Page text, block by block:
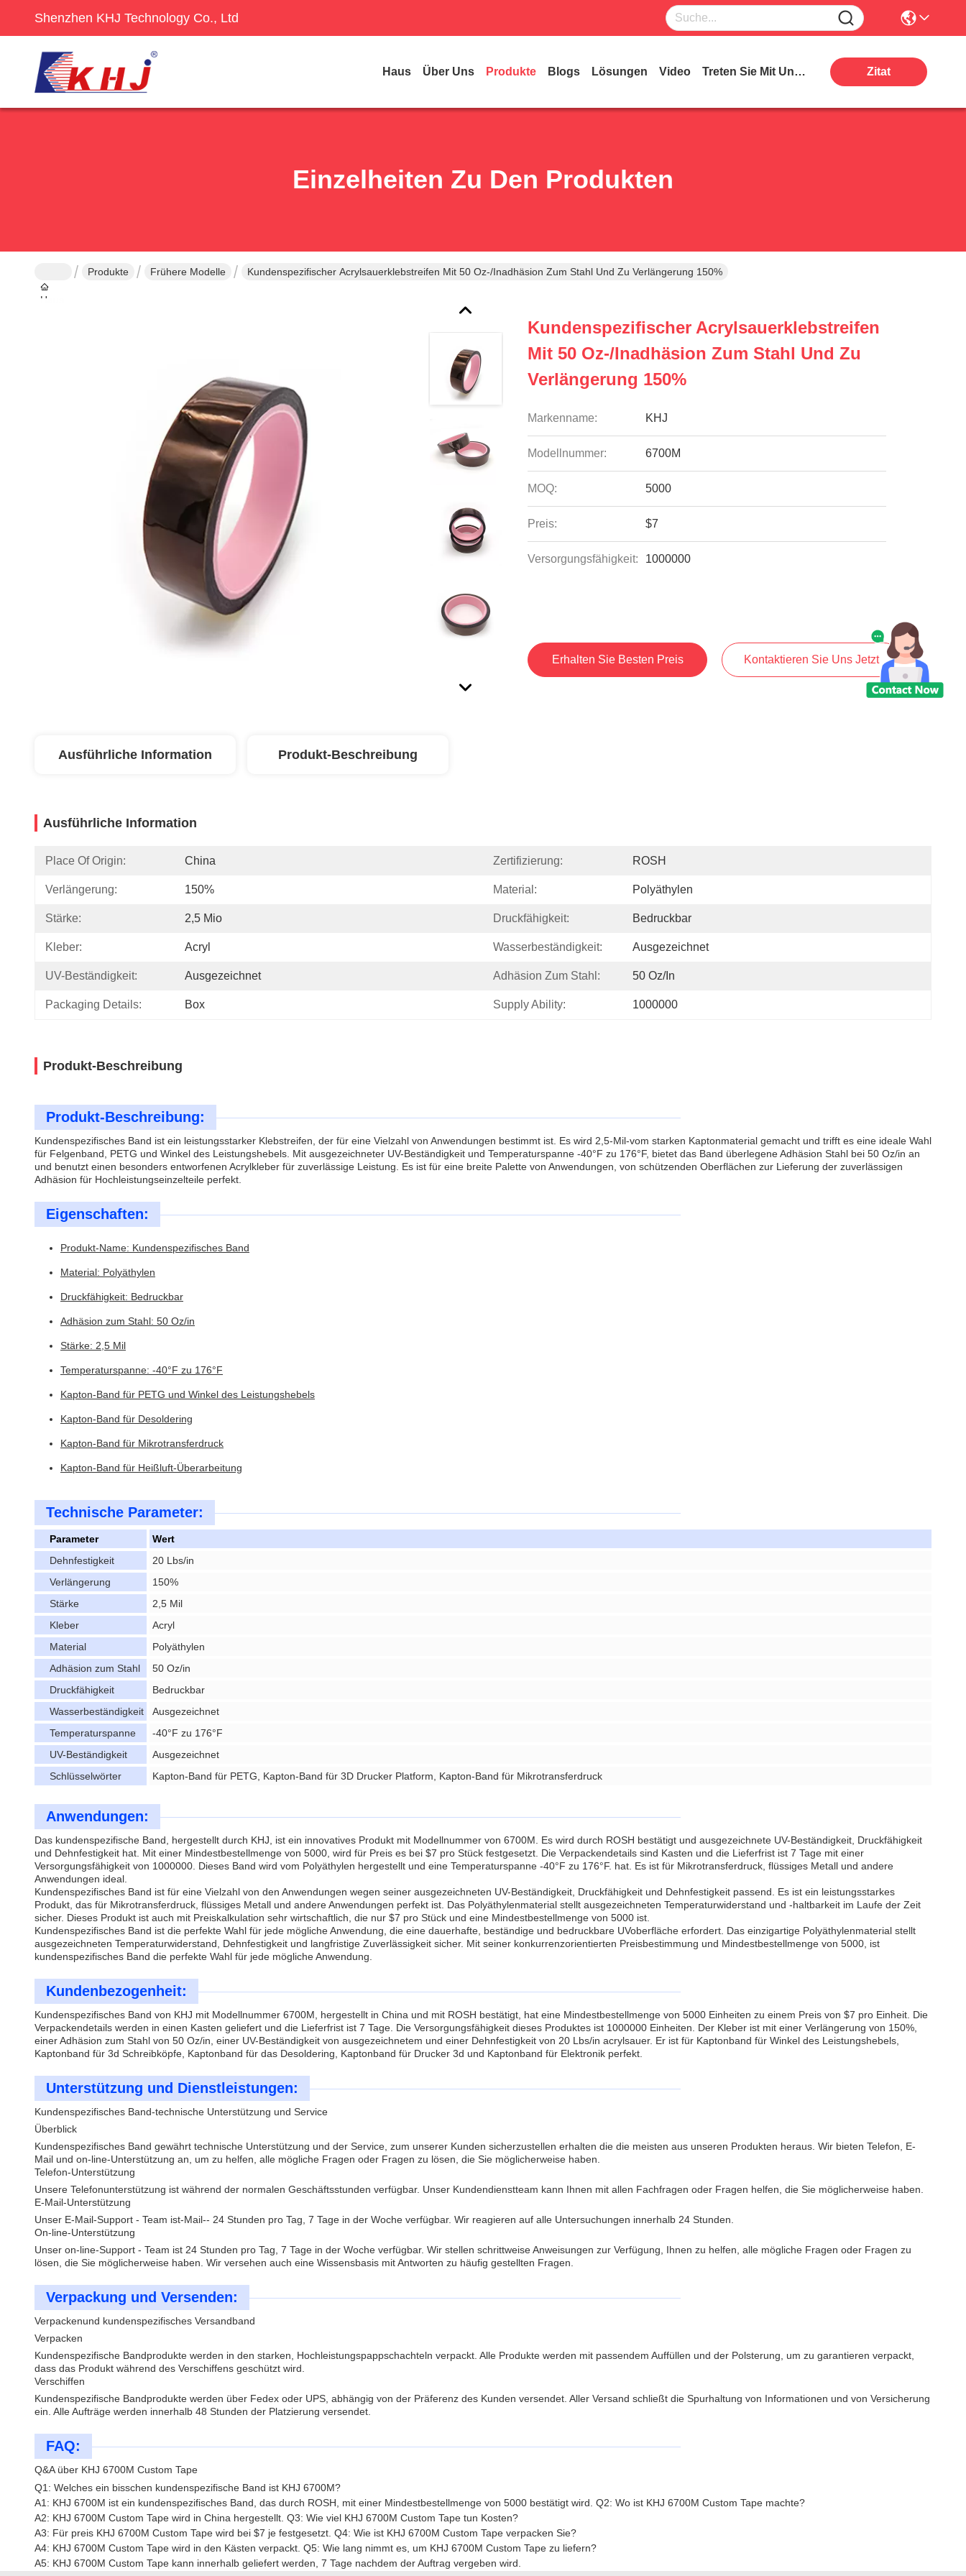
Shenzhen KHJ Technology Co., Ltd
Haus Über Uns Produkte Blogs Lösungen Video Treten Sie Mit Uns In Verbindung Zitat
Einzelheiten Zu Den Produkten
Haus
Produkte Frühere Modelle Kundenspezifischer Acrylsauerklebstreifen Mit 50 Oz-/inadhäsion Zum Stahl Und Zu Verlängerung 150%
Kundenspezifischer Acrylsauerklebstreifen
Mit 50 Oz-/inadhäsion Zum Stahl Und Zu
Verlängerung 150%
Markenname: KHJ
Modellnummer: 6700M
MOQ: 5000
Preis: $7
Versorgungsfähigkeit: 1000000
Erhalten Sie Besten Preis Kontaktieren Sie Uns Jetzt
Ausführliche Information Produkt-Beschreibung
Ausführliche Information
Place Of Origin: China Zertifizierung: ROSH
Verlängerung: 150% Material: Polyäthylen
Stärke: 2,5 Mio Druckfähigkeit: Bedruckbar
Kleber: Acryl Wasserbeständigkeit: Ausgezeichnet
UV-Beständigkeit: Ausgezeichnet Adhäsion Zum Stahl: 50 Oz/in
Packaging Details: Box Supply Ability: 1000000
Produkt-Beschreibung
Produkt-Beschreibung:
Kundenspezifisches Band ist ein leistungsstarker Klebstreifen, der für eine Vielzahl von Anwendungen bestimmt ist. Es wird 2,5-Mil-vom starken Kaptonmaterial gemacht und trifft es eine ideale Wahl
für Felgenband, PETG und Winkel des Leistungshebels. Mit ausgezeichneter UV-Beständigkeit und Temperaturspanne -40°F zu 176°F, bietet das Band überlegene Adhäsion Stahl bei 50 Oz/in an
und benutzt einen besonders entworfenen Acrylkleber für zuverlässige Leistung. Es ist für eine breite Palette von Anwendungen, von schützenden Oberflächen zur Lieferung der zuverlässigen
Adhäsion für Hochleistungseinzelteile perfekt.
Eigenschaften:
Produkt-Name: Kundenspezifisches Band
Material: Polyäthylen
Druckfähigkeit: Bedruckbar
Adhäsion zum Stahl: 50 Oz/in
Stärke: 2,5 Mil
Temperaturspanne: -40°F zu 176°F
Kapton-Band für PETG und Winkel des Leistungshebels
Kapton-Band für Desoldering
Kapton-Band für Mikrotransferdruck
Kapton-Band für Heißluft-Überarbeitung
Technische Parameter:
Parameter
Wert
Dehnfestigkeit
20 Lbs/in
Verlängerung
150%
Stärke
2,5 Mil
Kleber
Acryl
Material
Polyäthylen
Adhäsion zum Stahl
50 Oz/in
Druckfähigkeit
Bedruckbar
Wasserbeständigkeit
Ausgezeichnet
Temperaturspanne
-40°F zu 176°F
UV-Beständigkeit
Ausgezeichnet
Schlüsselwörter
Kapton-Band für PETG, Kapton-Band für 3D Drucker Platform, Kapton-Band für Mikrotransferdruck
Anwendungen:
Das kundenspezifische Band, hergestellt durch KHJ, ist ein innovatives Produkt mit Modellnummer von 6700M. Es wird durch ROSH bestätigt und ausgezeichnete UV-Beständigkeit, Druckfähigkeit
und Dehnfestigkeit hat. Mit einer Mindestbestellmenge von 5000, wird für Preis es bei $7 pro Stück festgesetzt. Die Verpackendetails sind Kasten und die Lieferfrist ist 7 Tage mit einer
Versorgungsfähigkeit von 1000000. Dieses Band wird vom Polyäthylen hergestellt und eine Temperaturspanne -40°F zu 176°F. hat. Es ist für Mikrotransferdruck, flüssiges Metall und andere
Anwendungen ideal.
Kundenspezifisches Band ist für eine Vielzahl von den Anwendungen wegen seiner ausgezeichneten UV-Beständigkeit, Druckfähigkeit und Dehnfestigkeit passend. Es ist ein leistungsstarkes
Produkt, das für Mikrotransferdruck, flüssiges Metall und andere Anwendungen perfekt ist. Das Polyäthylenmaterial stellt ausgezeichneten Temperaturwiderstand und -haltbarkeit im Laufe der Zeit
sicher. Dieses Produkt ist auch mit Preiskalkulation sehr wirtschaftlich, die nur $7 pro Stück und eine Mindestbestellmenge von 5000 ist.
Kundenspezifisches Band ist die perfekte Wahl für jede mögliche Anwendung, die eine dauerhafte, beständige und bedruckbare UVoberfläche erfordert. Das einzigartige Polyäthylenmaterial stellt
ausgezeichneten Temperaturwiderstand, Dehnfestigkeit und langfristige Zuverlässigkeit sicher. Mit seiner konkurrenzorientierten Preisbestimmung und Mindestbestellmenge von 5000, ist
kundenspezifisches Band die perfekte Wahl für jede mögliche Anwendung.
Kundenbezogenheit:
Kundenspezifisches Band von KHJ mit Modellnummer 6700M, hergestellt in China und mit ROSH bestätigt, hat eine Mindestbestellmenge von 5000 Einheiten zu einem Preis von $7 pro Einheit. Die
Verpackendetails werden in einen Kasten geliefert und die Lieferfrist ist 7 Tage. Die Versorgungsfähigkeit dieses Produktes ist 1000000 Einheiten. Der Kleber ist mit einer Verlängerung von 150%,
einer Adhäsion zum Stahl von 50 Oz/in, einer UV-Beständigkeit von ausgezeichnetem und einer Dehnfestigkeit von 20 Lbs/in acrylsauer. Er ist für Kaptonband für Winkel des Leistungshebels,
Kaptonband für 3d Schreibköpfe, Kaptonband für das Desoldering, Kaptonband für Drucker 3d und Kaptonband für Elektronik perfekt.
Unterstützung und Dienstleistungen:
Kundenspezifisches Band-technische Unterstützung und Service
Überblick
Kundenspezifisches Band gewährt technische Unterstützung und der Service, zum unserer Kunden sicherzustellen erhalten die die meisten aus unseren Produkten heraus. Wir bieten Telefon, E-
Mail und on-line-Unterstützung an, um zu helfen, alle mögliche Fragen oder Fragen zu lösen, die Sie möglicherweise haben.
Telefon-Unterstützung
Unsere Telefonunterstützung ist während der normalen Geschäftsstunden verfügbar. Unser Kundendienstteam kann Ihnen mit allen Fachfragen oder Fragen helfen, die Sie möglicherweise haben.
E-Mail-Unterstützung
Unser E-Mail-Support - Team ist-Mail-- 24 Stunden pro Tag, 7 Tage in der Woche verfügbar. Wir reagieren auf alle Untersuchungen innerhalb 24 Stunden.
On-line-Unterstützung
Unser on-line-Support - Team ist 24 Stunden pro Tag, 7 Tage in der Woche verfügbar. Wir stellen schrittweise Anweisungen zur Verfügung, Ihnen zu helfen, alle mögliche Fragen oder Fragen zu
lösen, die Sie möglicherweise haben. Wir versehen auch eine Wissensbasis mit Antworten zu häufig gestellten Fragen.
Verpackung und Versenden:
Verpackenund kundenspezifisches Versandband
Verpacken
Kundenspezifische Bandprodukte werden in den starken, Hochleistungspappschachteln verpackt. Alle Produkte werden mit passendem Auffüllen und der Polsterung, um zu garantieren verpackt,
dass das Produkt während des Verschiffens geschützt wird.
Verschiffen
Kundenspezifische Bandprodukte werden über Fedex oder UPS, abhängig von der Präferenz des Kunden versendet. Aller Versand schließt die Spurhaltung von Informationen und von Versicherung
ein. Alle Aufträge werden innerhalb 48 Stunden der Platzierung versendet.
FAQ:
Q&A über KHJ 6700M Custom Tape
Q1: Welches ein bisschen kundenspezifische Band ist KHJ 6700M?
A1: KHJ 6700M ist ein kundenspezifisches Band, das durch ROSH, mit einer Mindestbestellmenge von 5000 bestätigt wird. Q2: Wo ist KHJ 6700M Custom Tape machte?
A2: KHJ 6700M Custom Tape wird in China hergestellt. Q3: Wie viel KHJ 6700M Custom Tape tun Kosten?
A3: Für preis KHJ 6700M Custom Tape wird bei $7 je festgesetzt. Q4: Wie ist KHJ 6700M Custom Tape verpacken Sie?
A4: KHJ 6700M Custom Tape wird in den Kästen verpackt. Q5: Wie lang nimmt es, um KHJ 6700M Custom Tape zu liefern?
A5: KHJ 6700M Custom Tape kann innerhalb geliefert werden, 7 Tage nachdem der Auftrag vergeben wird.